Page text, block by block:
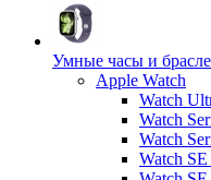
Умные часы и
Apple Watch
Watch
Watch
Watch
Watch SE